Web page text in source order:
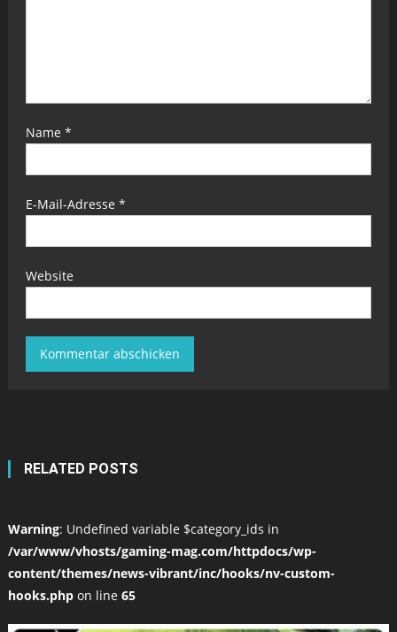
Name *
E-Mail-Adresse *
Website
RELATED POSTS
Warning: Undefined variable $category_ids in
/var/www/vhosts/gaming-mag.com/httpdocs/wp-
content/themes/news-vibrant/inc/hooks/nv-custom-
hooks.phpon line 65